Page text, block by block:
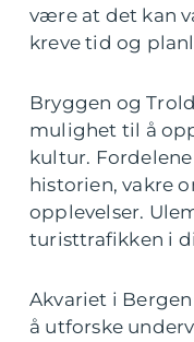
være at det kan
kreve tid og
Bryggen og
mulighet til å
kultur.
historien, vakre
opplevelser.
turisttrafikken i
Akvariet i
å utforske